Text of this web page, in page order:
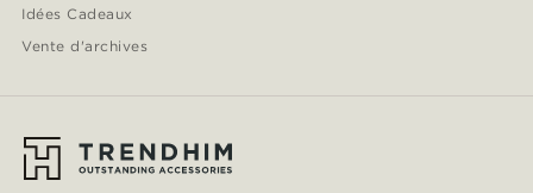
Idées Cadeaux
Vente d'archives